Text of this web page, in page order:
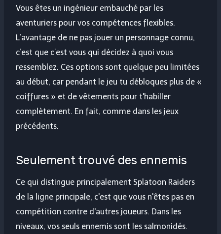
Vous êtes un ingénieur embauché par les
aventuriers pour vos compétences flexibles.
L’avantage de ne pas jouer un personnage connu,
c’est que c’est vous qui décidez à quoi vous
ressemblez. Ces options sont quelque peu limitées
au début, car pendant le jeu tu débloques plus de «
coiffures » et de vêtements pour t'habiller
complètement. En fait, comme dans les jeux
précédents.
Seulement trouvé des ennemis
Ce qui distingue principalement Splatoon Raiders
de la ligne principale, c'est que vous n'êtes pas en
compétition contre d'autres joueurs. Dans les
niveaux, vos seuls ennemis sont les salmonidés.